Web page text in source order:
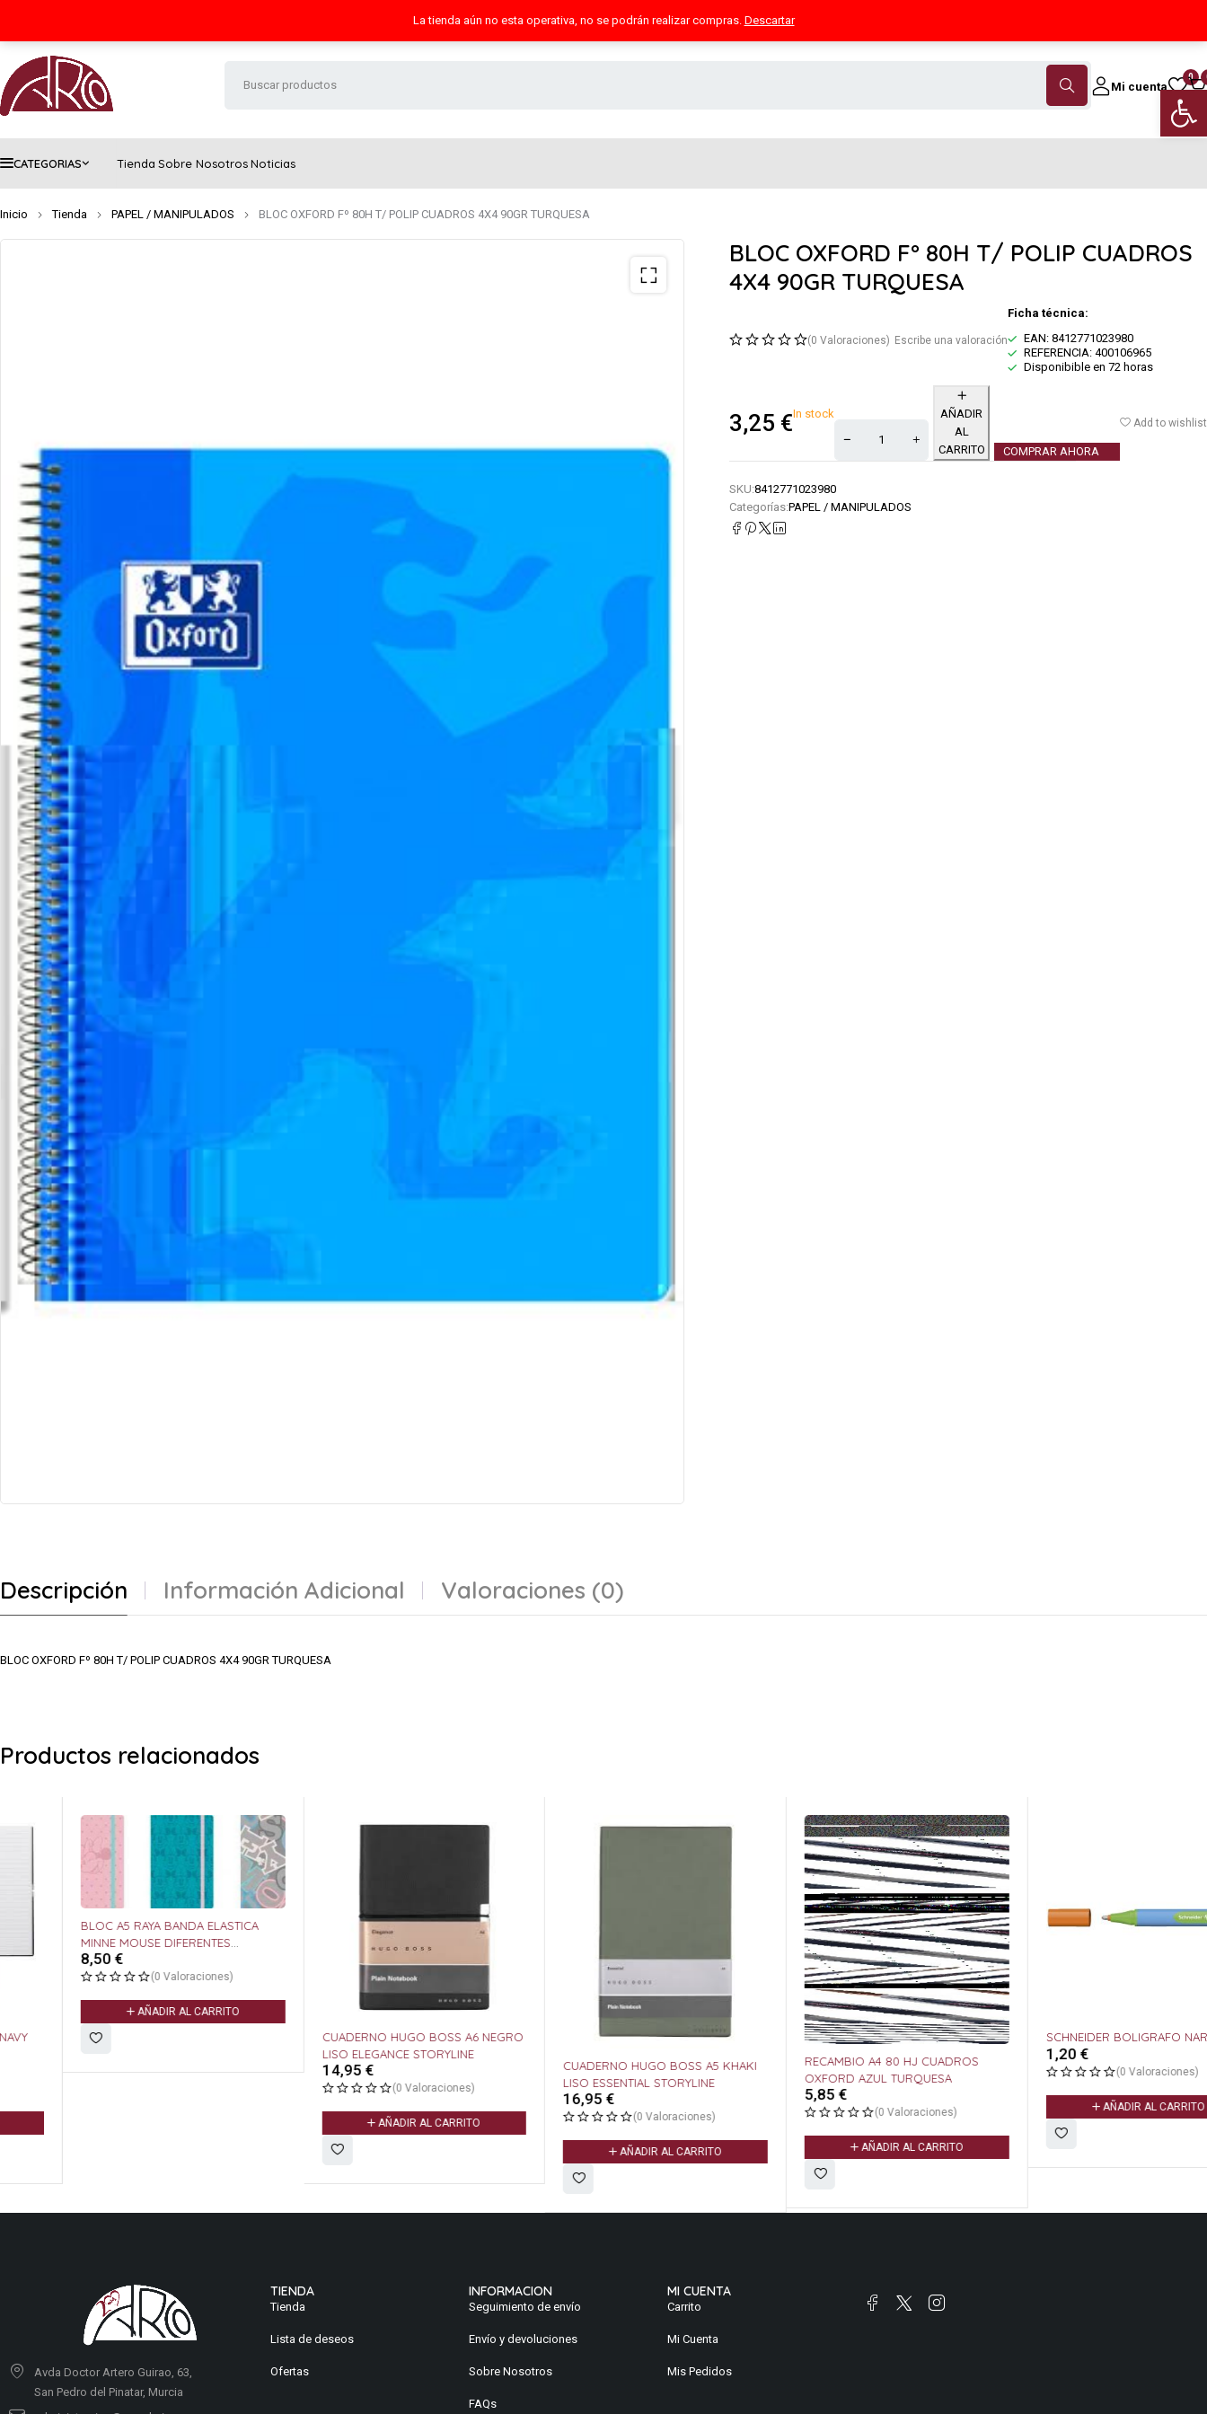
Abrir
La tienda aún no esta operativa, no se podrán realizar compras. Descartar
Mi cuenta
0
CATEGORIAS Tienda Sobre NosotrosNoticias
Inicio Tienda PAPEL / MANIPULADOS BLOC OXFORD Fº 80H T/ POLIP CUADROS 4X4 90GR TURQUESA
BLOC OXFORD Fº 80H T/ POLIP CUADROS
4X4 90GR TURQUESA
(0 Valoraciones) Escribe una valoración
Ficha técnica:
EAN: 8412771023980
REFERENCIA: 400106965
Disponibible en 72 horas
3,25 €In stock
AÑADIR
AL
CARRITO
COMPRAR AHORA
Add to wishlist
SKU:8412771023980
Categorías:PAPEL / MANIPULADOS
Descripción Información Adicional Valoraciones (0)
BLOC OXFORD Fº 80H T/ POLIP CUADROS 4X4 90GR TURQUESA
Productos relacionados
MINNE MOUSE DIFERENTES
MODELOS
8,50
(0 Valoraciones)
AÑADIR AL CARRITO
CUADERNO HUGO BOSS A6 NEGRO
LISO ELEGANCE STORYLINE
14,95€
(0 Valoraciones)
AÑADIR AL CARRITO
CUADERNO HUGO BOSS A5 KHAKI
LISO ESSENTIAL STORYLINE
(0 Valoraciones)
AÑADIR AL CARRITO
RECAMBIO A4 80 HJ CUADROS
OXFORD AZUL TURQUESA
(0 Valoraciones)
AÑADIR AL CARRITO
SCHNEIDER BOLIGRAFO NARANJA
(0 Valoraciones)
AÑADIR AL CARRITO
Avda Doctor Artero Guirao, 63,
San Pedro del Pinatar, Murcia
TIENDA
Tienda
Lista de deseos
Ofertas
INFORMACION
Seguimiento de envío
Envío y devoluciones
Sobre Nosotros
FAQs
MI CUENTA
Carrito
Mi Cuenta
Mis Pedidos